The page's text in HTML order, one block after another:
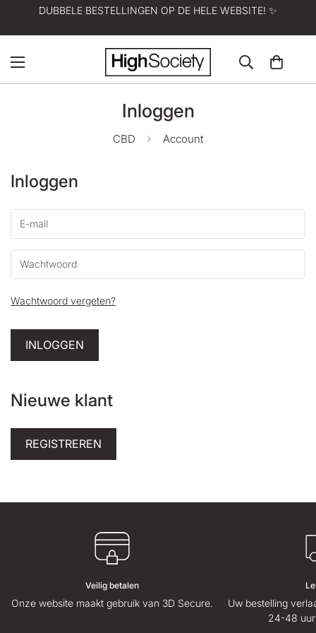
DUBBELE BESTELLINGEN OP DE HELE WEBSITE! ✨
Inloggen
CBD Account
Inloggen
Wachtwoord vergeten?
INLOGGEN
Nieuwe klant
REGISTREREN
Veilig betalen
Onze website maakt gebruik van 3D Secure.
Uw bestelling
24-48